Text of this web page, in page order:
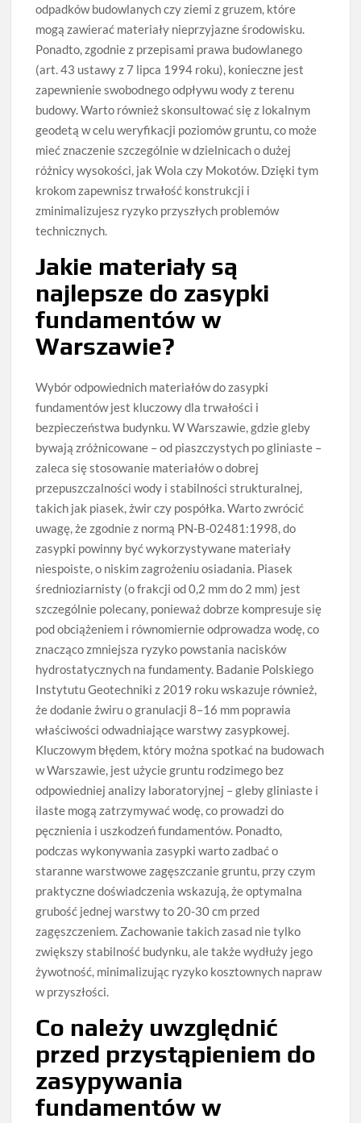
odpadków budowlanych czy ziemi z gruzem, które
mogą zawierać materiały nieprzyjazne środowisku.
Ponadto, zgodnie z przepisami prawa budowlanego
(art. 43 ustawy z 7 lipca 1994 roku), konieczne jest
zapewnienie swobodnego odpływu wody z terenu
budowy. Warto również skonsultować się z lokalnym
geodetą w celu weryfikacji poziomów gruntu, co może
mieć znaczenie szczególnie w dzielnicach o dużej
różnicy wysokości, jak Wola czy Mokotów. Dzięki tym
krokom zapewnisz trwałość konstrukcji i
zminimalizujesz ryzyko przyszłych problemów
technicznych.
Jakie materiały są
najlepsze do zasypki
fundamentów w
Warszawie?
Wybór odpowiednich materiałów do zasypki
fundamentów jest kluczowy dla trwałości i
bezpieczeństwa budynku. W Warszawie, gdzie gleby
bywają zróżnicowane – od piaszczystych po gliniaste –
zaleca się stosowanie materiałów o dobrej
przepuszczalności wody i stabilności strukturalnej,
takich jak piasek, żwir czy pospółka. Warto zwrócić
uwagę, że zgodnie z normą PN-B-02481:1998, do
zasypki powinny być wykorzystywane materiały
niespoiste, o niskim zagrożeniu osiadania. Piasek
średnioziarnisty (o frakcji od 0,2 mm do 2 mm) jest
szczególnie polecany, ponieważ dobrze kompresuje się
pod obciążeniem i równomiernie odprowadza wodę, co
znacząco zmniejsza ryzyko powstania nacisków
hydrostatycznych na fundamenty. Badanie Polskiego
Instytutu Geotechniki z 2019 roku wskazuje również,
że dodanie żwiru o granulacji 8–16 mm poprawia
właściwości odwadniające warstwy zasypkowej.
Kluczowym błędem, który można spotkać na budowach
w Warszawie, jest użycie gruntu rodzimego bez
odpowiedniej analizy laboratoryjnej – gleby gliniaste i
ilaste mogą zatrzymywać wodę, co prowadzi do
pęcznienia i uszkodzeń fundamentów. Ponadto,
podczas wykonywania zasypki warto zadbać o
staranne warstwowe zagęszczanie gruntu, przy czym
praktyczne doświadczenia wskazują, że optymalna
grubość jednej warstwy to 20-30 cm przed
zagęszczeniem. Zachowanie takich zasad nie tylko
zwiększy stabilność budynku, ale także wydłuży jego
żywotność, minimalizując ryzyko kosztownych napraw
w przyszłości.
Co należy uwzględnić
przed przystąpieniem do
zasypywania
fundamentów w